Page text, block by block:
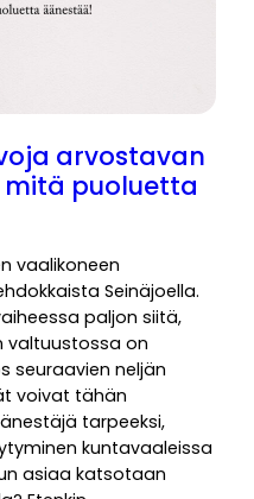
arvostavan
puoluetta
vaalikoneen
Seinäjoella.
paljon siitä,
valtuustossa on
seuraavien neljän
voivat tähän
tarpeeksi,
kuntavaaleissa
asiaa katsotaan